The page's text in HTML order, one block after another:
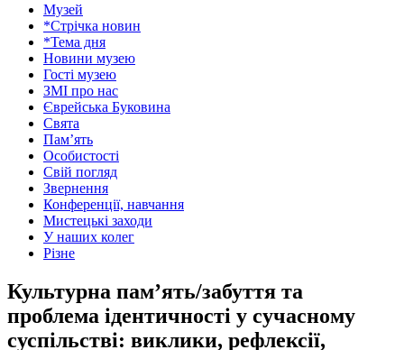
Музей
*Стрічка новин
*Тема дня
Новини музею
Гості музею
ЗМІ про нас
Єврейська Буковина
Свята
Пам’ять
Особистості
Свій погляд
Звернення
Конференції, навчання
Мистецькі заходи
У наших колег
Різне
Культурна пам’ять/забуття та
проблема ідентичності у сучасному
суспільстві: виклики, рефлексії,